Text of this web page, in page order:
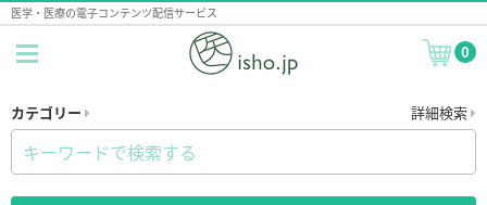
医学・医療の電子コンテンツ配信サービス
0
カテゴリー 詳細検索